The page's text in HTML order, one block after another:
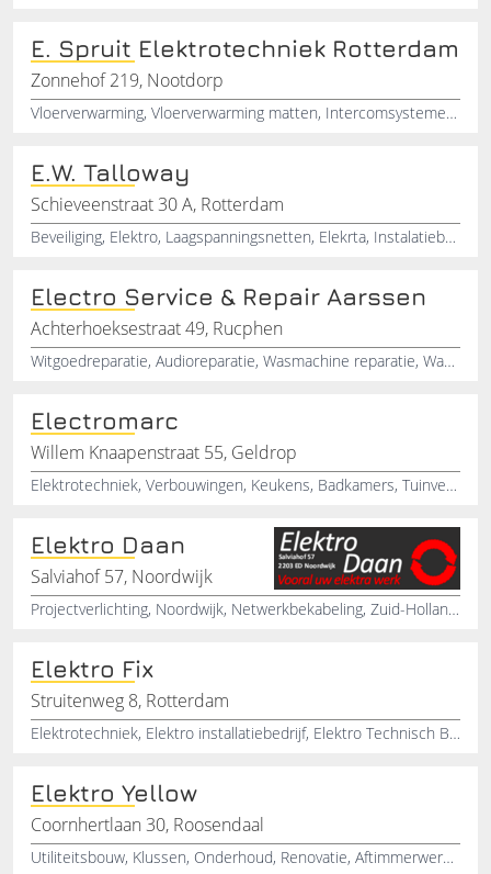
E. Spruit Elektrotechniek Rotterdam
Zonnehof 219, Nootdorp
Vloerverwarming, Vloerverwarming matten, Intercomsystemen, Netwerk installatie, Lichtplannen, Beveiligingssystemen, Camerabewaking, Inbraakbeveiliging, Brandbeveiliging, Brandmelders
E.W. Talloway
Schieveenstraat 30 A, Rotterdam
Beveiliging, Elektro, Laagspanningsnetten, Elekrta, Instalatiebureau
Electro Service & Repair Aarssen
Achterhoeksestraat 49, Rucphen
Witgoedreparatie, Audioreparatie, Wasmachine reparatie, Wasmachine onderdelen, Wasmachine lagers, Vaatwasser reparatie, Verlichting, Elektra aanleggen in huis, Tuinelektra aanleggen, HDMI kabels
Electromarc
Willem Knaapenstraat 55, Geldrop
Elektrotechniek, Verbouwingen, Keukens, Badkamers, Tuinverlichting, Geldrop
Elektro Daan
Salviahof 57, Noordwijk
Projectverlichting, Noordwijk, Netwerkbekabeling, Zuid-Holland, Beveiligingsinstallaties, Noordwijk, Telefooninstallaties, Zuid-Holland, Toegangscontrolesystemen, Noordwijk
Elektro Fix
Struitenweg 8, Rotterdam
Elektrotechniek, Elektro installatiebedrijf, Elektro Technisch Bedrijf, Elektrotechnische bedrijven
Elektro Yellow
Coornhertlaan 30, Roosendaal
Utiliteitsbouw, Klussen, Onderhoud, Renovatie, Aftimmerwerkzaamheden, Installatietechniek, Electro, Electromonteur, Electrotechniek, Electricien